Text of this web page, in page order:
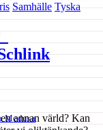
Medusa
Samhälle Tyska
annan värld? Kan